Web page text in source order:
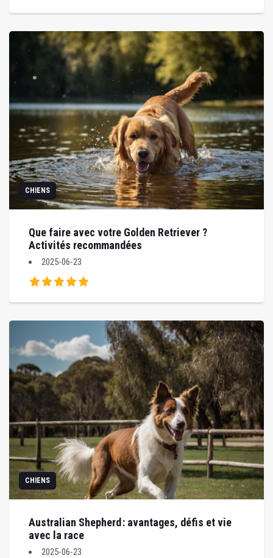
CHIENS
Que faire avec votre Golden Retriever ?
Activités recommandées
2025-06-23
CHIENS
Australian Shepherd : avantages, défis et vie
avec la race
2025-06-23